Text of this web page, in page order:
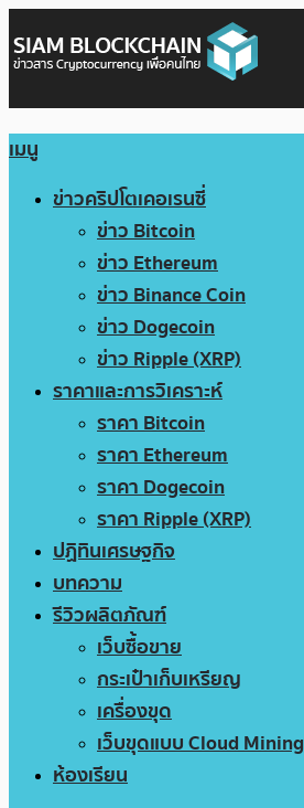
เมนู
ข่าวคริปโตเคอเรนซี่
ข่าว Bitcoin
ข่าว Ethereum
ข่าว Binance Coin
ข่าว Dogecoin
ข่าว Ripple (XRP)
ราคาและการวิเคราะห์
ราคา Bitcoin
ราคา Ethereum
ราคา Dogecoin
ราคา Ripple (XRP)
ปฏิทินเศรษฐกิจ
บทความ
รีวิวผลิตภัณฑ์
เว็บซื้อขาย
กระเป๋าเก็บเหรียญ
เครื่องขุด
เว็บขุดแบบ Cloud Mining
ห้องเรียน